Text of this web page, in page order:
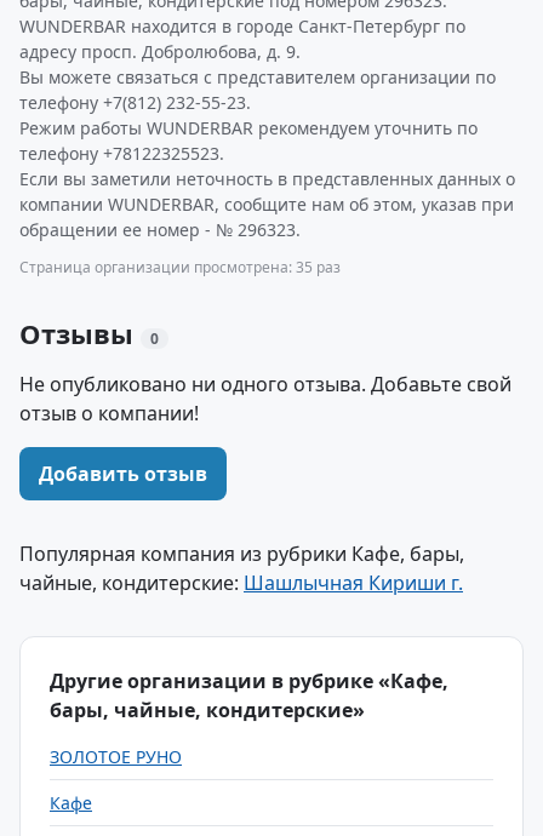
WUNDERBAR находится в городе Санкт-Петербург по
адресу просп. Добролюбова, д. 9.
Вы можете связаться с представителем организации по
телефону +7(812) 232-55-23.
Режим работы WUNDERBAR рекомендуем уточнить по
телефону +78122325523.
Если вы заметили неточность в представленных данных о
компании WUNDERBAR, сообщите нам об этом, указав при
обращении ее номер - № 296323.
Страница организации просмотрена: 35 раз
Отзывы 0
Не опубликовано ни одного отзыва. Добавьте свой
отзыв о компании!
Добавить отзыв
Популярная компания из рубрики Кафе, бары,
чайные, кондитерские: Шашлычная Кириши г.
Другие организации в рубрике «Кафе,
бары, чайные, кондитерские»
ЗОЛОТОЕ РУНО
Кафе